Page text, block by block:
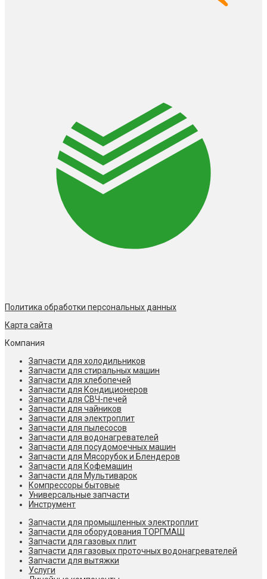
Политика обработки персональных данных
Карта сайта
Компания
Запчасти для холодильников
Запчасти для стиральных машин
Запчасти для хлебопечей
Запчасти для Кондиционеров
Запчасти для СВЧ-печей
Запчасти для чайников
Запчасти для электроплит
Запчасти для пылесосов
Запчасти для водонагревателей
Запчасти для посудомоечных машин
Запчасти для Мясорубок и Блендеров
Запчасти для Кофемашин
Запчасти для Мультиварок
Компрессоры бытовые
Универсальные запчасти
Инструмент
Запчасти для промышленных электроплит
Запчасти для оборудования ТОРГМАШ
Запчасти для газовых плит
Запчасти для газовых проточных водонагревателей
Запчасти для вытяжки
Услуги